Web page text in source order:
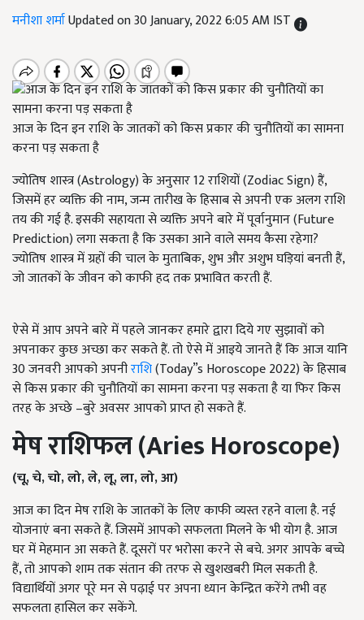
मनीशा शर्माUpdated on 30 January, 2022 6:05 AM IST
आज के दिन इन राशि के जातकों को किस प्रकार की चुनौतियों का सामना
करना पड़ सकता है
ज्योतिष शास्त्र (Astrology) के अनुसार 12 राशियों (Zodiac Sign) हैं,
जिसमें हर व्यक्ति की नाम, जन्म तारीख के हिसाब से अपनी एक अलग राशि
तय की गई है. इसकी सहायता से व्यक्ति अपने बारे में पूर्वानुमान (Future
Prediction) लगा सकता है कि उसका आने वाले समय कैसा रहेगा?
ज्योतिष शास्त्र में ग्रहों की चाल के मुताबिक, शुभ और अशुभ घड़ियां बनती हैं,
जो जातकों के जीवन को काफी हद तक प्रभावित करती हैं.
ऐसे में आप अपने बारे में पहले जानकर हमारे द्वारा दिये गए सुझावों को
अपनाकर कुछ अच्छा कर सकते हैं. तो ऐसे में आइये जानते हैं कि आज यानि
30 जनवरी आपको अपनीराशि(Today”s Horoscope 2022) के हिसाब
से किस प्रकार की चुनौतियों का सामना करना पड़ सकता है या फिर किस
तरह के अच्छे –बुरे अवसर आपको प्राप्त हो सकते हैं.
मेष राशिफल (Aries Horoscope)
(चू,चे,चो,लो,ले,लू,ला,लो,आ)
आज का दिन मेष राशि के जातकों के लिए काफी व्यस्त रहने वाला है. नई
योजनाएं बना सकते हैं. जिसमें आपको सफलता मिलने के भी योग है. आज
घर में मेहमान आ सकते हैं. दूसरों पर भरोसा करने से बचे. अगर आपके बच्चे
हैं, तो आपको शाम तक संतान की तरफ से खुशखबरी मिल सकती है.
विद्यार्थियों अगर पूरे मन से पढ़ाई पर अपना ध्यान केन्द्रित करेंगे तभी वह
सफलता हासिल कर सकेंगे.